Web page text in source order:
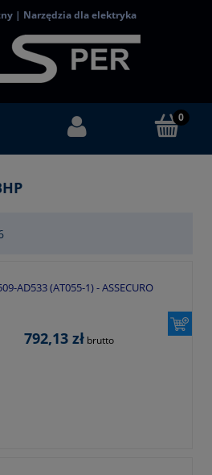
| Narzędzia dla elektryka
AD533 (AT055-1) - ASSECURO
792,13 zł brutto